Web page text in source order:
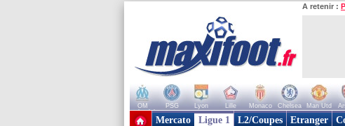
A retenir :
OM PSG Lyon Lille Monaco Chelsea Man Utd
+ de clubs
Mercato Ligue 1 L2/Coupes Etranger